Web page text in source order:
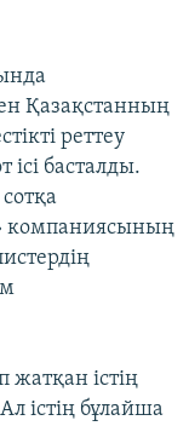
Қазақстанның
реттеу
ісі басталды.
компаниясының
істің
істің бұлайша